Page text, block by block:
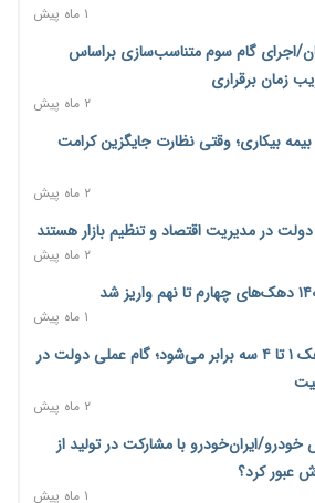
برق ۳۰ درصد کاهش یافت؛ وعده وزارت نیرو برای رفع
۸ ساعت پیش
حکمرانی اشتغال؛ «یاوران پیشرفت»
۸ ساعت پیش
برای پرداخت «حق جنگ»؛ از نفت و گاز تا
۸ ساعت پیش
نفت در بانک صنعت و معدن مسدود شد؛
است؟ کانون کارگزاران اعداد منتشرشده در
۱ ماه پیش
اجرای گام سوم متناسب‌سازی براساس
۲ ماه پیش
بیکاری؛ وقتی نظارت جایگزین کرامت
۲ ماه پیش
دولت در مدیریت اقتصاد و تنظیم بازار هستند
۲ ماه پیش
۱ ماه پیش
یارانه خانواده‌های دهک ۱ تا ۴ سه برابر می‌شود؛ گام عملی دولت در
۲ ماه پیش
خودرو/ایران‌خودرو با مشارکت در تولید از
کرد؟
۱ ماه پیش